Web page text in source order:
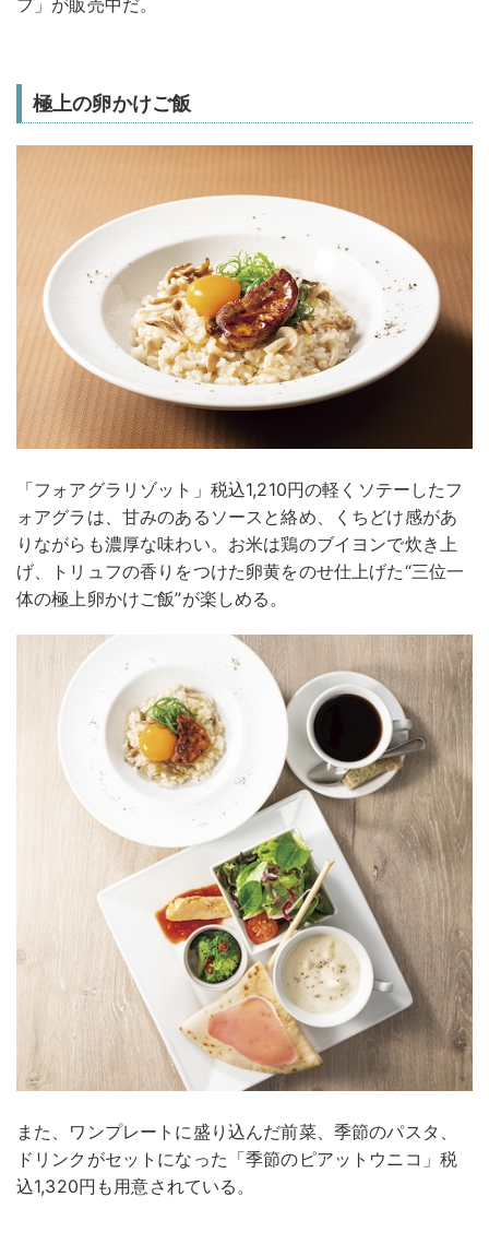
極上の卵かけご飯
「フォアグラリゾット」税込1,210円の軽くソテーしたフ
ォアグラは、甘みのあるソースと絡め、くちどけ感があ
りながらも濃厚な味わい。お米は鶏のブイヨンで炊き上
げ、トリュフの香りをつけた卵黄をのせ仕上げた“三位一
体の極上卵かけご飯”が楽しめる。
また、ワンプレートに盛り込んだ前菜、季節のパスタ、
ドリンクがセットになった「季節のピアットウニコ」税
込1,320円も用意されている。